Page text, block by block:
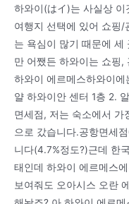
하와이(はイ)는 사실상
여행지 선택에 있어 쇼핑/
는 욕심이 많기 때문에 세
만 어쨌든 하와이는 쇼핑,
하와이 에르메스하와이에
얄 하와이안 센터 1층 2.
면세점, 저는 숙소에서 가
으로 갔습니다.공항면세
니다(4.7%정도?)근데 한
태인데 하와이 에르메스
보여줘도 오아시스 오란